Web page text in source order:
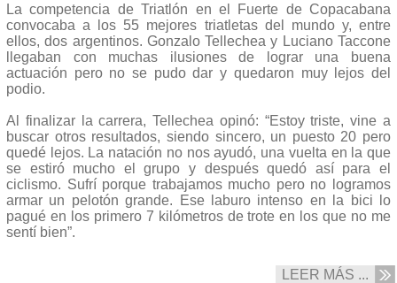
La competencia de Triatlón en el Fuerte de Copacabana
convocaba a los 55 mejores triatletas del mundo y, entre
ellos, dos argentinos. Gonzalo Tellechea y Luciano Taccone
llegaban con muchas ilusiones de lograr una buena
actuación pero no se pudo dar y quedaron muy lejos del
podio.
Al finalizar la carrera, Tellechea opinó: “Estoy triste, vine a
buscar otros resultados, siendo sincero, un puesto 20 pero
quedé lejos. La natación no nos ayudó, una vuelta en la que
se estiró mucho el grupo y después quedó así para el
ciclismo. Sufrí porque trabajamos mucho pero no logramos
armar un pelotón grande. Ese laburo intenso en la bici lo
pagué en los primero 7 kilómetros de trote en los que no me
sentí bien”.
LEER MÁS ...